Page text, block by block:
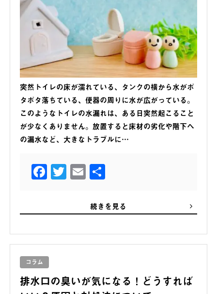
突然トイレの床が濡れている、タンクの横から水がポ
タポタ落ちている、便器の周りに水が広がっている。
このようなトイレの水漏れは、ある日突然起こること
が少なくありません。放置すると床材の劣化や階下へ
の漏水など、大きなトラブルに…
Facebook
Twitter
Email
続きを見る
コラム
排水口の臭いが気になる！どうすれば